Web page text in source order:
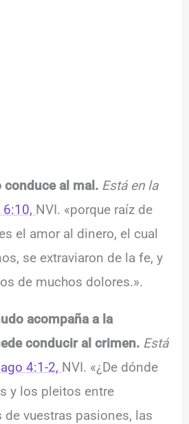
conduce al mal. Está en la
NVI. «porque raíz de
el amor al dinero, el cual
se extraviaron de la fe, y
de muchos dolores.».
acompaña a la
conducir al crimen. Está
4:1-2, NVI. «¿De dónde
y los pleitos entre
de vuestras pasiones, las